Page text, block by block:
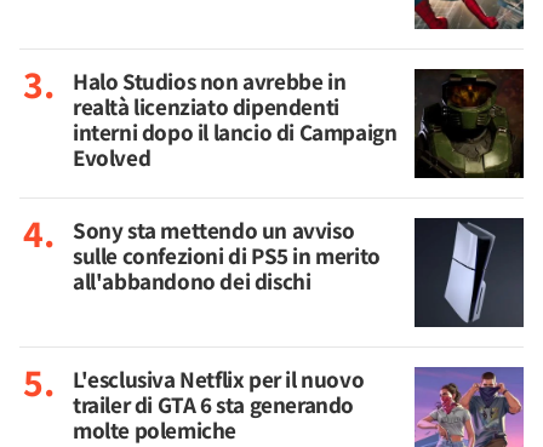
Halo Studios non avrebbe in
realtà licenziato dipendenti
interni dopo il lancio di Campaign
Evolved
Sony sta mettendo un avviso
sulle confezioni di PS5 in merito
all'abbandono dei dischi
L'esclusiva Netflix per il nuovo
trailer di GTA 6 sta generando
molte polemiche